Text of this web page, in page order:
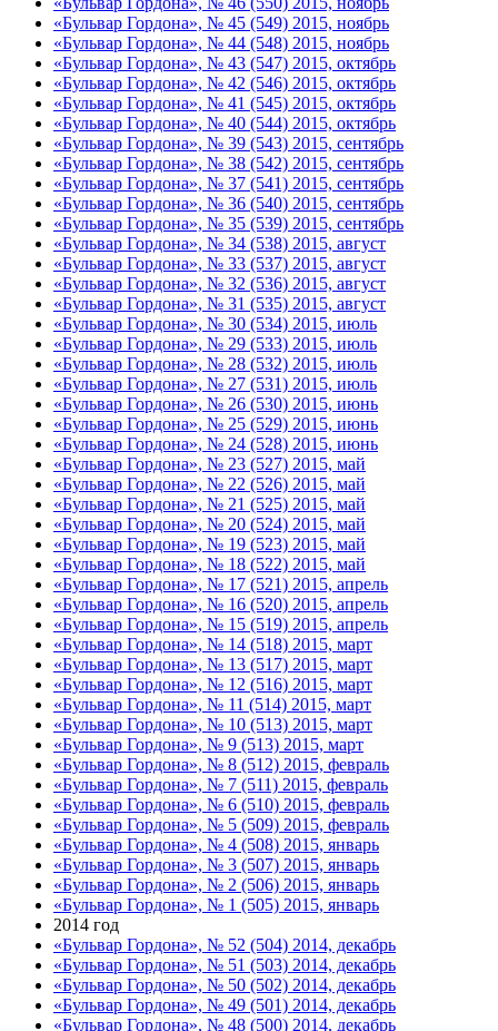
«Бульвар Гордона», № 45 (549) 2015, ноябрь
«Бульвар Гордона», № 44 (548) 2015, ноябрь
«Бульвар Гордона», № 43 (547) 2015, октябрь
«Бульвар Гордона», № 42 (546) 2015, октябрь
«Бульвар Гордона», № 41 (545) 2015, октябрь
«Бульвар Гордона», № 40 (544) 2015, октябрь
«Бульвар Гордона», № 39 (543) 2015, сентябрь
«Бульвар Гордона», № 38 (542) 2015, сентябрь
«Бульвар Гордона», № 37 (541) 2015, сентябрь
«Бульвар Гордона», № 36 (540) 2015, сентябрь
«Бульвар Гордона», № 35 (539) 2015, сентябрь
«Бульвар Гордона», № 34 (538) 2015, август
«Бульвар Гордона», № 33 (537) 2015, август
«Бульвар Гордона», № 32 (536) 2015, август
«Бульвар Гордона», № 31 (535) 2015, август
«Бульвар Гордона», № 30 (534) 2015, июль
«Бульвар Гордона», № 29 (533) 2015, июль
«Бульвар Гордона», № 28 (532) 2015, июль
«Бульвар Гордона», № 27 (531) 2015, июль
«Бульвар Гордона», № 26 (530) 2015, июнь
«Бульвар Гордона», № 25 (529) 2015, июнь
«Бульвар Гордона», № 24 (528) 2015, июнь
«Бульвар Гордона», № 23 (527) 2015, май
«Бульвар Гордона», № 22 (526) 2015, май
«Бульвар Гордона», № 21 (525) 2015, май
«Бульвар Гордона», № 20 (524) 2015, май
«Бульвар Гордона», № 19 (523) 2015, май
«Бульвар Гордона», № 18 (522) 2015, май
«Бульвар Гордона», № 17 (521) 2015, апрель
«Бульвар Гордона», № 16 (520) 2015, апрель
«Бульвар Гордона», № 15 (519) 2015, апрель
«Бульвар Гордона», № 14 (518) 2015, март
«Бульвар Гордона», № 13 (517) 2015, март
«Бульвар Гордона», № 12 (516) 2015, март
«Бульвар Гордона», № 11 (514) 2015, март
«Бульвар Гордона», № 10 (513) 2015, март
«Бульвар Гордона», № 9 (513) 2015, март
«Бульвар Гордона», № 8 (512) 2015, февраль
«Бульвар Гордона», № 7 (511) 2015, февраль
«Бульвар Гордона», № 6 (510) 2015, февраль
«Бульвар Гордона», № 5 (509) 2015, февраль
«Бульвар Гордона», № 4 (508) 2015, январь
«Бульвар Гордона», № 3 (507) 2015, январь
«Бульвар Гордона», № 2 (506) 2015, январь
«Бульвар Гордона», № 1 (505) 2015, январь
2014 год
«Бульвар Гордона», № 52 (504) 2014, декабрь
«Бульвар Гордона», № 51 (503) 2014, декабрь
«Бульвар Гордона», № 50 (502) 2014, декабрь
«Бульвар Гордона», № 49 (501) 2014, декабрь
«Бульвар Гордона», № 48 (500) 2014, декабрь